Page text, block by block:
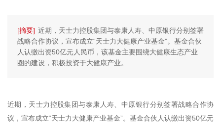
[摘要] 近期，天士力控股集团与泰康人寿、中原银行分别签署
战略合作协议，宣布成立“天士力大健康产业基金”。基金合伙
人认缴出资50亿元人民币，该基金主要围绕大健康生态产业
圈的建设，积极投资于大健康产业。
近期，天士力控股集团与泰康人寿、中原银行分别签署战略合作协
议，宣布成立“天士力大健康产业基金”。基金合伙人认缴出资50亿元